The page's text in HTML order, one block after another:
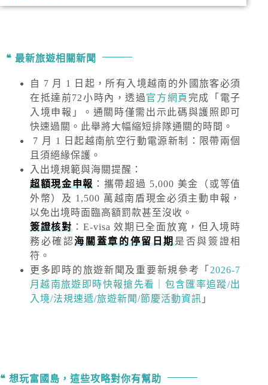
最新旅遊相關新聞
自 7 月 1 日起，所有入境越南的外國旅客必須
在抵達前72小時內，透過官方網頁 完成「電子
入境申報」。通關時僅需出示此碼與護照即可
快速過關。此舉將大幅縮短排隊通關的時間。
7 月 1 日起越南航空行動電源新制：限帶兩個
且須絕緣保護。
入出境規範與海關提醒 ：
超額現金申報 ：攜帶超過 5,000 美金
（或等值
外幣）及 1,500 萬越南盾現金必須主動申報，
以免出境時面臨高額罰款甚至沒收。
簽證核對：E-visa 效期已全面放寬，但入境時
務必確認海關蓋章的停留日期是否與簽證相
符。
更多即時的旅遊新聞及重要新規參考「 2026-7
月越南旅遊即時快報搶先看｜包含匯率追蹤/出
入境/法規速遞/旅遊新聞/節慶活動資訊 」
想玩富國島，這些攻略對你有幫助